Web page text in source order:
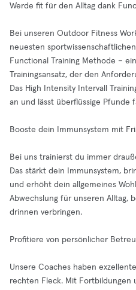
Werde fit für den Alltag dank
Bei unseren Outdoor Fitness
neuesten
Functional Training Methode –
Trainingsansatz, der den
Das High Intensity Intervall
an und lässt überflüssige Pfunde
Booste dein Immunsystem mit
Bei uns trainierst du immer
Das stärkt dein Immunsystem,
und erhöht dein allgemeines
Abwechslung für unseren Alltag,
drinnen verbringen.
Profitiere von persönlicher
Unsere Coaches haben
rechten Fleck. Mit Fortbildungen